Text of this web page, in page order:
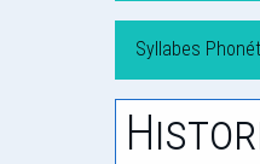
Syllabes